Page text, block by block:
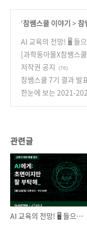
'참쌤스쿨 이야기 > 참
AI 교육의 전망! 🖥️ 들
[과학동아몰X참쌤스
저작권 공지 (76)
참쌤스쿨 7기 결과 발
한눈에 보는 2021-
관련글
AI 교육의 전망! 🖥️ 들으러 오세요!